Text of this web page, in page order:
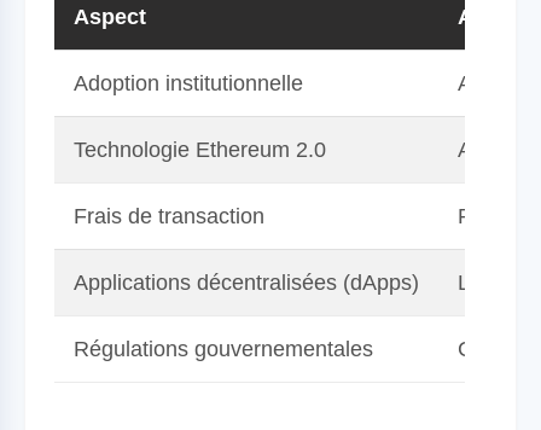
Aspect
Adoption institutionnelle
Technologie Ethereum 2.0
Frais de transaction
Applications décentralisées (dApps) Large
Régulations gouvernementales Cadres